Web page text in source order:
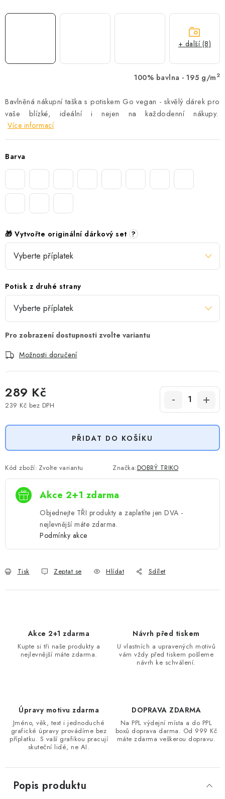
100% bavlna - 195 g/m 2
Bavlněná nákupní taška s potiskem Go vegan - skvělý dárek pro
vaše blízké, ideální i nejen na každodenní nákupy.
Více informací
Barva
🎁 Vytvořte originální dárkový set ?
Potisk z druhé strany
Možnosti doručení
289 Kč
239 Kč bez DPH
PŘIDAT DO KOŠÍKU
Kód zboží: Zvolte variantu Značka:DOBRÝ TRIKO
Akce 2+1 zdarma
Objednejte TŘI produkty a zaplatíte jen DVA -
nejlevnější máte zdarma.
Podmínky akce
Tisk Zeptat se Hlídat Sdílet
+ další (8)
Akce 2+1 zdarma
Kupte si tři naše produkty a
nejlevnější máte zdarma.
Návrh před tiskem
U vlastních a upravených motivů
vám vždy před tiskem pošleme
návrh ke schválení.
Úpravy motivu zdarma
Jméno, věk, text i jednoduché
grafické úpravy provádíme bez
příplatku. S vaší grafikou pracují
skuteční lidé, ne AI.
DOPRAVA ZDARMA
Na PPL výdejní místa a do PPL
boxů doprava darma. Od 999 Kč
máte zdarma veškerou dopravu.
Popis produktu